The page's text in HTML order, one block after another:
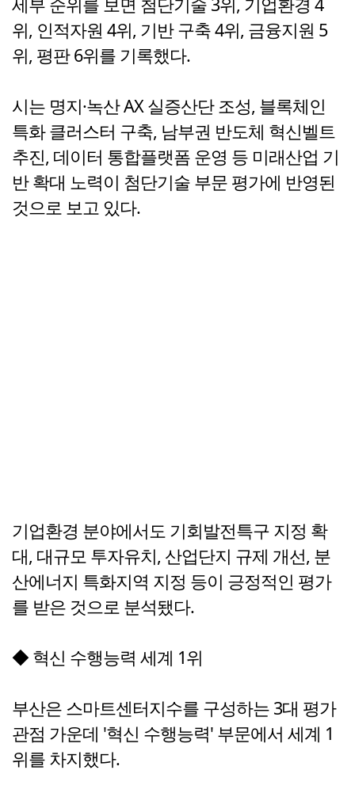
세부 순위를 보면 첨단기술 3위, 기업환경 4
위, 인적자원 4위, 기반 구축 4위, 금융지원 5
위, 평판 6위를 기록했다.
시는 명지·녹산 AX 실증산단 조성, 블록체인
특화 클러스터 구축, 남부권 반도체 혁신벨트
추진, 데이터 통합플랫폼 운영 등 미래산업 기
반 확대 노력이 첨단기술 부문 평가에 반영된
것으로 보고 있다.
기업환경 분야에서도 기회발전특구 지정 확
대, 대규모 투자유치, 산업단지 규제 개선, 분
산에너지 특화지역 지정 등이 긍정적인 평가
를 받은 것으로 분석됐다.
◆ 혁신 수행능력 세계 1위
부산은 스마트센터지수를 구성하는 3대 평가
관점 가운데 '혁신 수행능력' 부문에서 세계 1
위를 차지했다.